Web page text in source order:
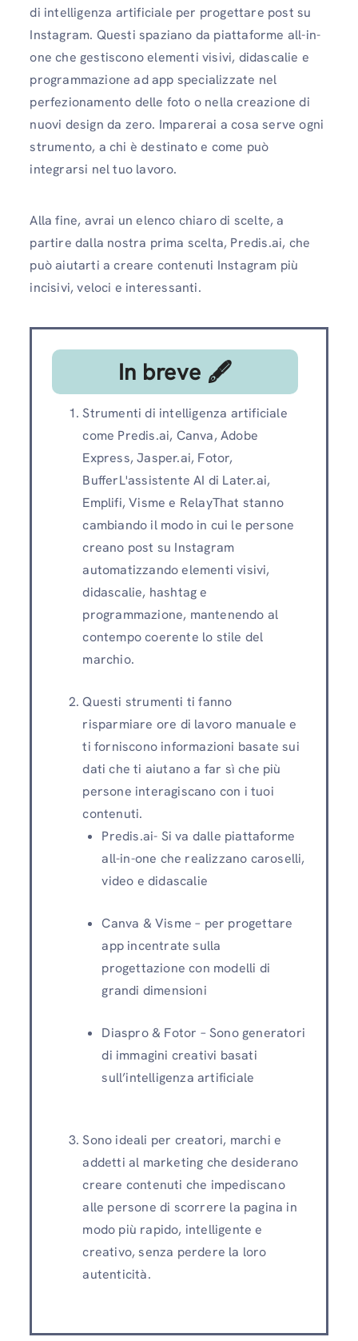
di intelligenza artificiale per progettare post su
Instagram. Questi spaziano da piattaforme all-in-
one che gestiscono elementi visivi, didascalie e
programmazione ad app specializzate nel
perfezionamento delle foto o nella creazione di
nuovi design da zero. Imparerai a cosa serve ogni
strumento, a chi è destinato e come può
integrarsi nel tuo lavoro.
Alla fine, avrai un elenco chiaro di scelte, a
partire dalla nostra prima scelta, Predis.ai, che
può aiutarti a creare contenuti Instagram più
incisivi, veloci e interessanti.
In breve 🖋
Strumenti di intelligenza artificiale
come Predis.ai, Canva, Adobe
Express, Jasper.ai, Fotor,
BufferL'assistente AI di Later.ai,
Emplifi, Visme e RelayThat stanno
cambiando il modo in cui le persone
creano post su Instagram
automatizzando elementi visivi,
didascalie, hashtag e
programmazione, mantenendo al
contempo coerente lo stile del
marchio.
Questi strumenti ti fanno
risparmiare ore di lavoro manuale e
ti forniscono informazioni basate sui
dati che ti aiutano a far sì che più
persone interagiscano con i tuoi
contenuti.
Predis.ai- Si va dalle piattaforme
all-in-one che realizzano caroselli,
video e didascalie
Canva & Visme – per progettare
app incentrate sulla
progettazione con modelli di
grandi dimensioni
Diaspro & Fotor – Sono generatori
di immagini creativi basati
sull’intelligenza artificiale
Sono ideali per creatori, marchi e
addetti al marketing che desiderano
creare contenuti che impediscano
alle persone di scorrere la pagina in
modo più rapido, intelligente e
creativo, senza perdere la loro
autenticità.